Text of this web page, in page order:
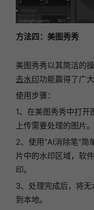
方法四：美图秀秀
美图秀秀以其简洁的
去水印功能赢得了广
使用步骤：
1、在美图秀秀中打开
上传需要处理的图片。
2、使用“AI消除笔”简
片中的水印区域，软
印。
3、处理完成后，将
到本地。